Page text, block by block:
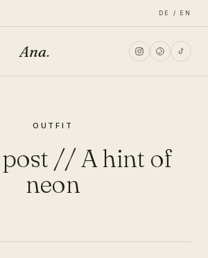
DE / EN
Ana.
OUTFIT
// A hint of
neon